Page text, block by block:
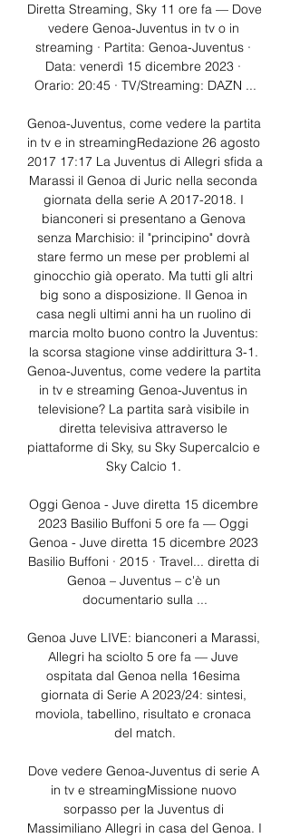
Diretta Streaming, Sky 11 ore fa — Dove
vedere Genoa-Juventus in tv o in
streaming · Partita: Genoa-Juventus ·
Data: venerdì 15 dicembre 2023 ·
Orario: 20:45 · TV/Streaming: DAZN ...
Genoa-Juventus, come vedere la partita
in tv e in streamingRedazione 26 agosto
2017 17:17 La Juventus di Allegri sfida a
Marassi il Genoa di Juric nella seconda
giornata della serie A 2017-2018. I
bianconeri si presentano a Genova
senza Marchisio: il "principino" dovrà
stare fermo un mese per problemi al
ginocchio già operato. Ma tutti gli altri
big sono a disposizione. Il Genoa in
casa negli ultimi anni ha un ruolino di
marcia molto buono contro la Juventus:
la scorsa stagione vinse addirittura 3-1.
Genoa-Juventus, come vedere la partita
in tv e streaming Genoa-Juventus in
televisione? La partita sarà visibile in
diretta televisiva attraverso le
piattaforme di Sky, su Sky Supercalcio e
Sky Calcio 1.
Oggi Genoa - Juve diretta 15 dicembre
2023 Basilio Buffoni 5 ore fa — Oggi
Genoa - Juve diretta 15 dicembre 2023
Basilio Buffoni · 2015 · ‎Travel... diretta di
Genoa – Juventus – c'è un
documentario sulla ...
Genoa Juve LIVE: bianconeri a Marassi,
Allegri ha sciolto 5 ore fa — Juve
ospitata dal Genoa nella 16esima
giornata di Serie A 2023/24: sintesi,
moviola, tabellino, risultato e cronaca
del match.
Dove vedere Genoa-Juventus di serie A
in tv e streamingMissione nuovo
sorpasso per la Juventus di
Massimiliano Allegri in casa del Genoa. I